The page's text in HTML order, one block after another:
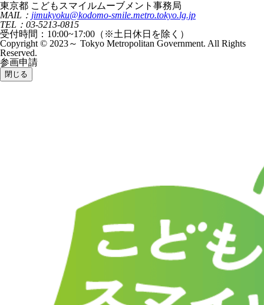
東京都 こどもスマイルムーブメント事務局
MAIL： jimukyoku@kodomo-smile.metro.tokyo.lg.jp
TEL：03-5213-0815
受付時間：10:00~17:00（※土日休日を除く）
Copyright © 2023～ Tokyo Metropolitan Government. All Rights
Reserved.
参画申請
閉じる